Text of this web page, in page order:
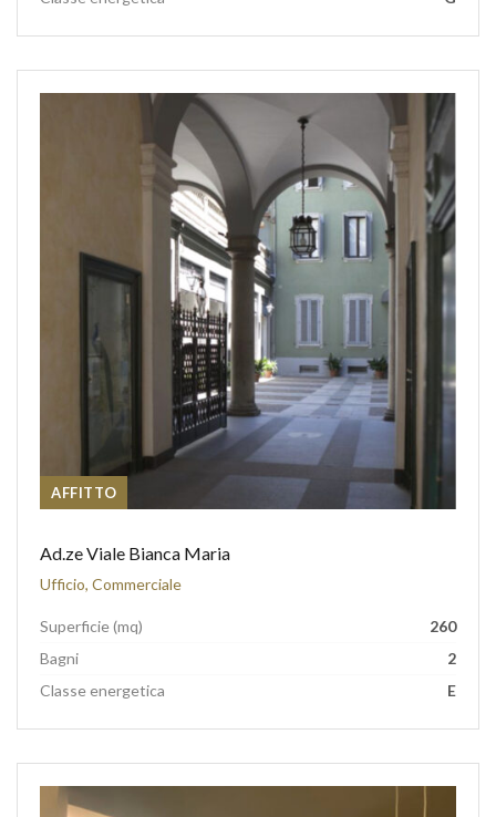
AFFITTO
Ad.ze Viale Bianca Maria
Ufficio, Commerciale
Superficie (mq)
260
Bagni
2
Classe energetica
E